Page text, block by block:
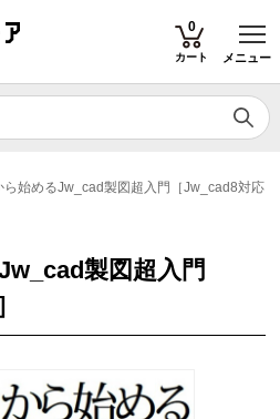
0
カート メニュー
ら始めるJw_cad製図超入門［Jw_cad8対応
製図超入門